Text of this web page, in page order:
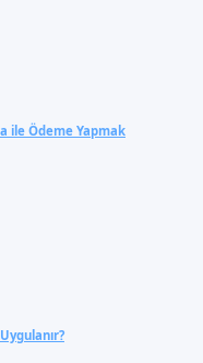
ile Ödeme Yapmak